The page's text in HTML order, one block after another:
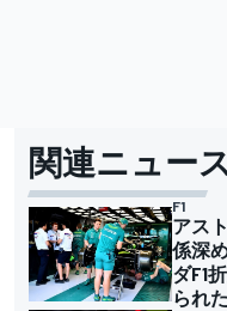
関連ニュー
F1
アス
係深
ダF1
られ